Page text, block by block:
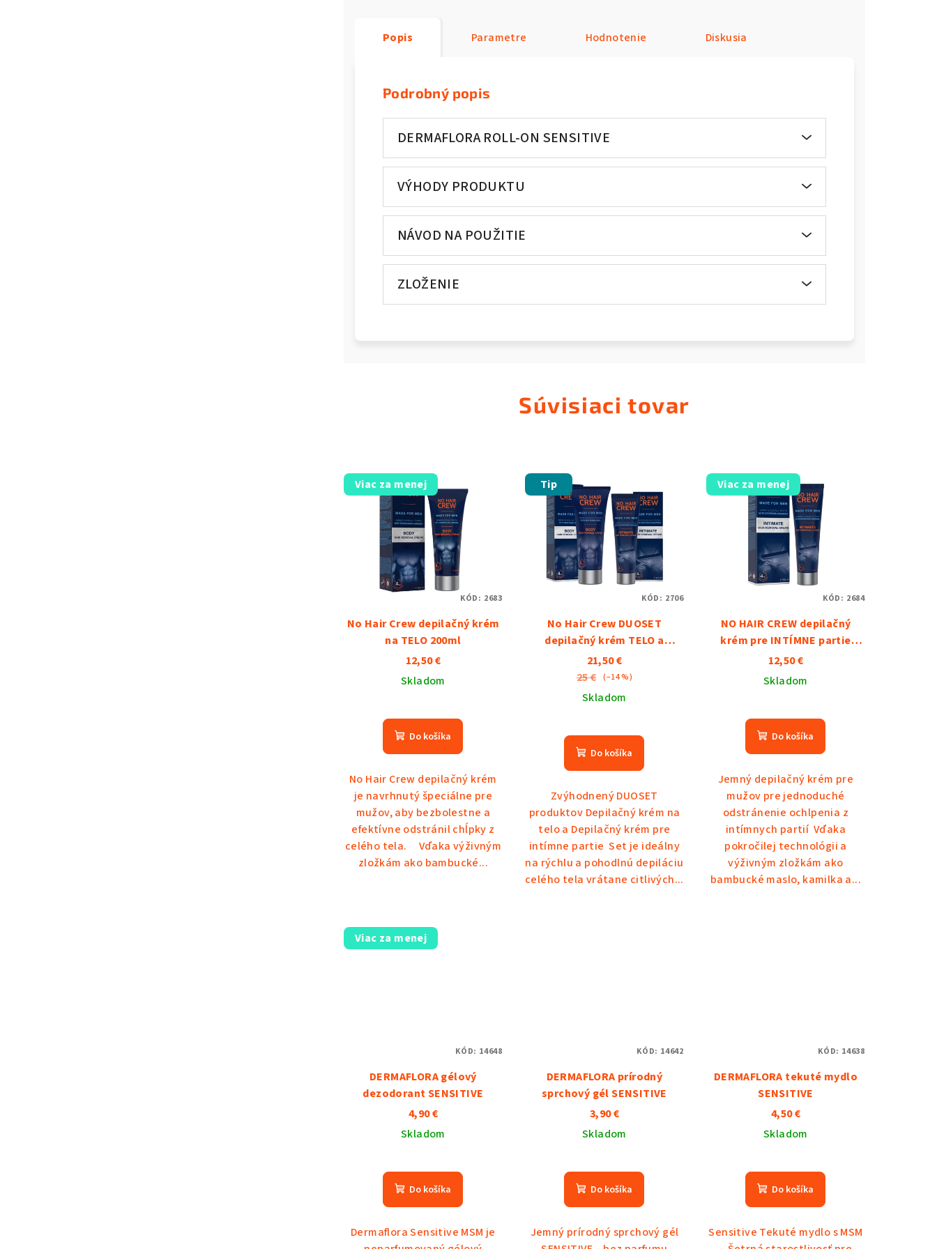
Popis Parametre Hodnotenie Diskusia
Podrobný popis
DERMAFLORA ROLL-ON SENSITIVE
VÝHODY PRODUKTU
NÁVOD NA POUŽITIE
ZLOŽENIE
Súvisiaci tovar
Viac za menej
No Hair Crew depilačný krém
na TELO 200ml
12,50 €
Skladom
hodnotenie
produktu
je
5,0
z
5
hviezdičiek.
Do košíka
No Hair Crew depilačný krém
je navrhnutý špeciálne pre
mužov, aby bezbolestne a
efektívne odstránil chĺpky z
celého tela. Vďaka výživným
zložkám ako bambucké...
KÓD: 2683
Tip
No Hair Crew DUOSET
depilačný krém TELO a
INTIMATE
21,50 €
25 € (–14 %)
Skladom
hodnotenie
produktu
je
5,0
z
5
hviezdičiek.
Do košíka
Zvýhodnený DUOSET
produktov Depilačný krém na
telo a Depilačný krém pre
intímne partie Set je ideálny
na rýchlu a pohodlnú depiláciu
celého tela vrátane citlivých...
KÓD: 2706
Viac za menej
NO HAIR CREW depilačný
krém pre INTÍMNE partie
100ml
12,50 €
Skladom
hodnotenie
produktu
je
5,0
z
hviezdičiek.
Do košíka
Jemný depilačný krém pre
mužov pre jednoduché
odstránenie ochlpenia z
intímnych partií Vďaka
pokročilej technológii a
výživným zložkám ako
bambucké maslo, kamilka a...
KÓD: 2684
Viac za menej
DERMAFLORA gélový
dezodorant SENSITIVE
4,90 €
Skladom
hodnotenie
produktu
je
5,0
Do košíka
Dermaflora Sensitive MSM je
KÓD: 14648
DERMAFLORA prírodný
sprchový gél SENSITIVE
3,90 €
Skladom
Do košíka
Jemný prírodný sprchový gél
KÓD: 14642
DERMAFLORA tekuté mydlo
SENSITIVE
4,50 €
Skladom
Do košíka
Sensitive Tekuté mydlo s MSM
KÓD: 14638